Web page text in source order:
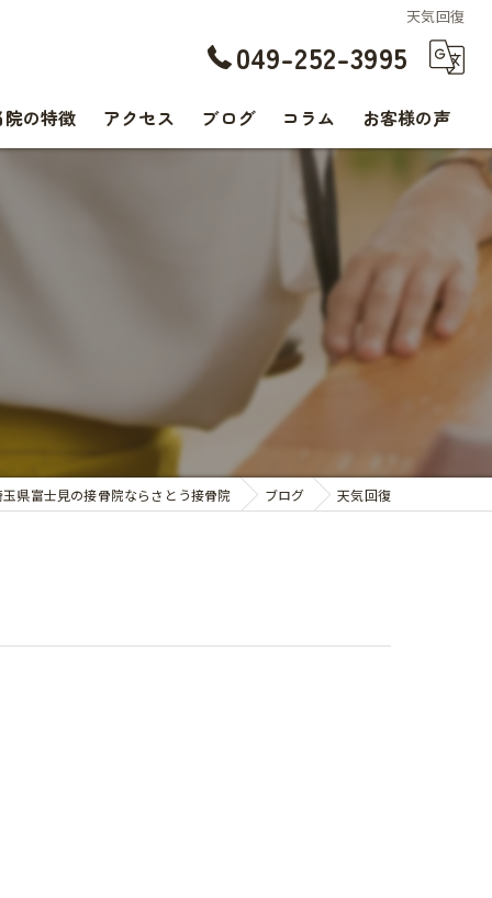
天気回復
049-252-3995
院の特徴
ポーツ
アクセス ブログ コラム お客様の声
玉県富士見の接骨院ならさとう接骨院 ブログ 天気回復